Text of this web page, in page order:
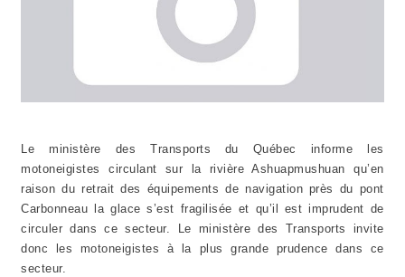
Le ministère des Transports du Québec informe les
motoneigistes circulant sur la rivière Ashuapmushuan qu’en
raison du retrait des équipements de navigation près du pont
Carbonneau la glace s’est fragilisée et qu’il est imprudent de
circuler dans ce secteur. Le ministère des Transports invite
donc les motoneigistes à la plus grande prudence dans ce
secteur.